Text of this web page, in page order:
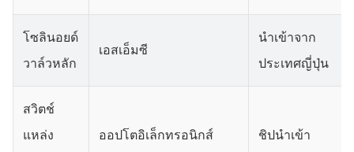
โซลินอยด์
วาล์วหลัก
เอสเอ็มซี
นำเข้าจาก
ประเทศญี่ปุ่น
สวิตช์
แหล่ง
ออปโตอิเล็กทรอนิกส์ ชิปนำเข้า